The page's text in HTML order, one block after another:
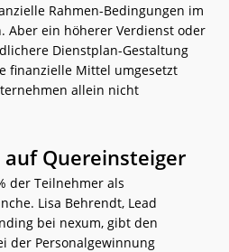
Rahmen-Bedingungen im
Aber ein höherer Verdienst oder
Dienstplan-Gestaltung
finanzielle Mittel umgesetzt
allein nicht
Quereinsteiger
der Teilnehmer als
Lisa Behrendt, Lead
bei nexum, gibt den
der Personalgewinnung